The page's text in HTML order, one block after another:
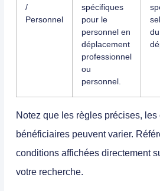
/
Personnel
spécifiques
pour le
personnel en
déplacement
professionnel
ou
personnel.
du
Notez que les règles précises,
bénéficiaires peuvent varier.
conditions affichées directement
votre recherche.